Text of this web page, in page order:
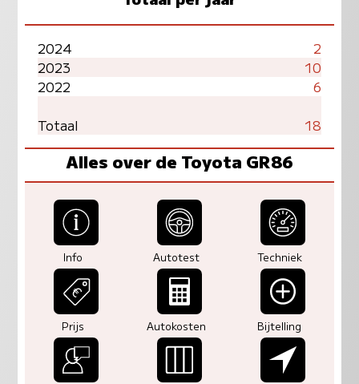
2024
2
2023
10
2022
6
Totaal
18
Alles over de Toyota GR86
Info Autotest Techniek
Prijs Autokosten Bijtelling